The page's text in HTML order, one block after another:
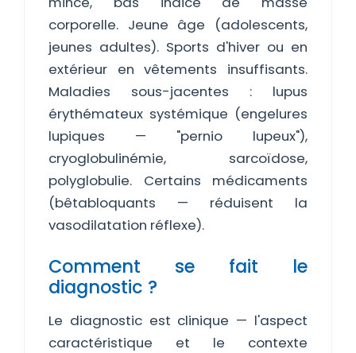
corporelle. Jeune âge (adolescents,
jeunes adultes). Sports d'hiver ou en
extérieur en vêtements insuffisants.
Maladies sous-jacentes : lupus
érythémateux systémique (engelures
lupiques — "pernio lupeux"),
cryoglobulinémie, sarcoïdose,
polyglobulie. Certains médicaments
(bêtabloquants — réduisent la
vasodilatation réflexe).
Comment se fait le
diagnostic ?
Le diagnostic est clinique — l'aspect
caractéristique et le contexte